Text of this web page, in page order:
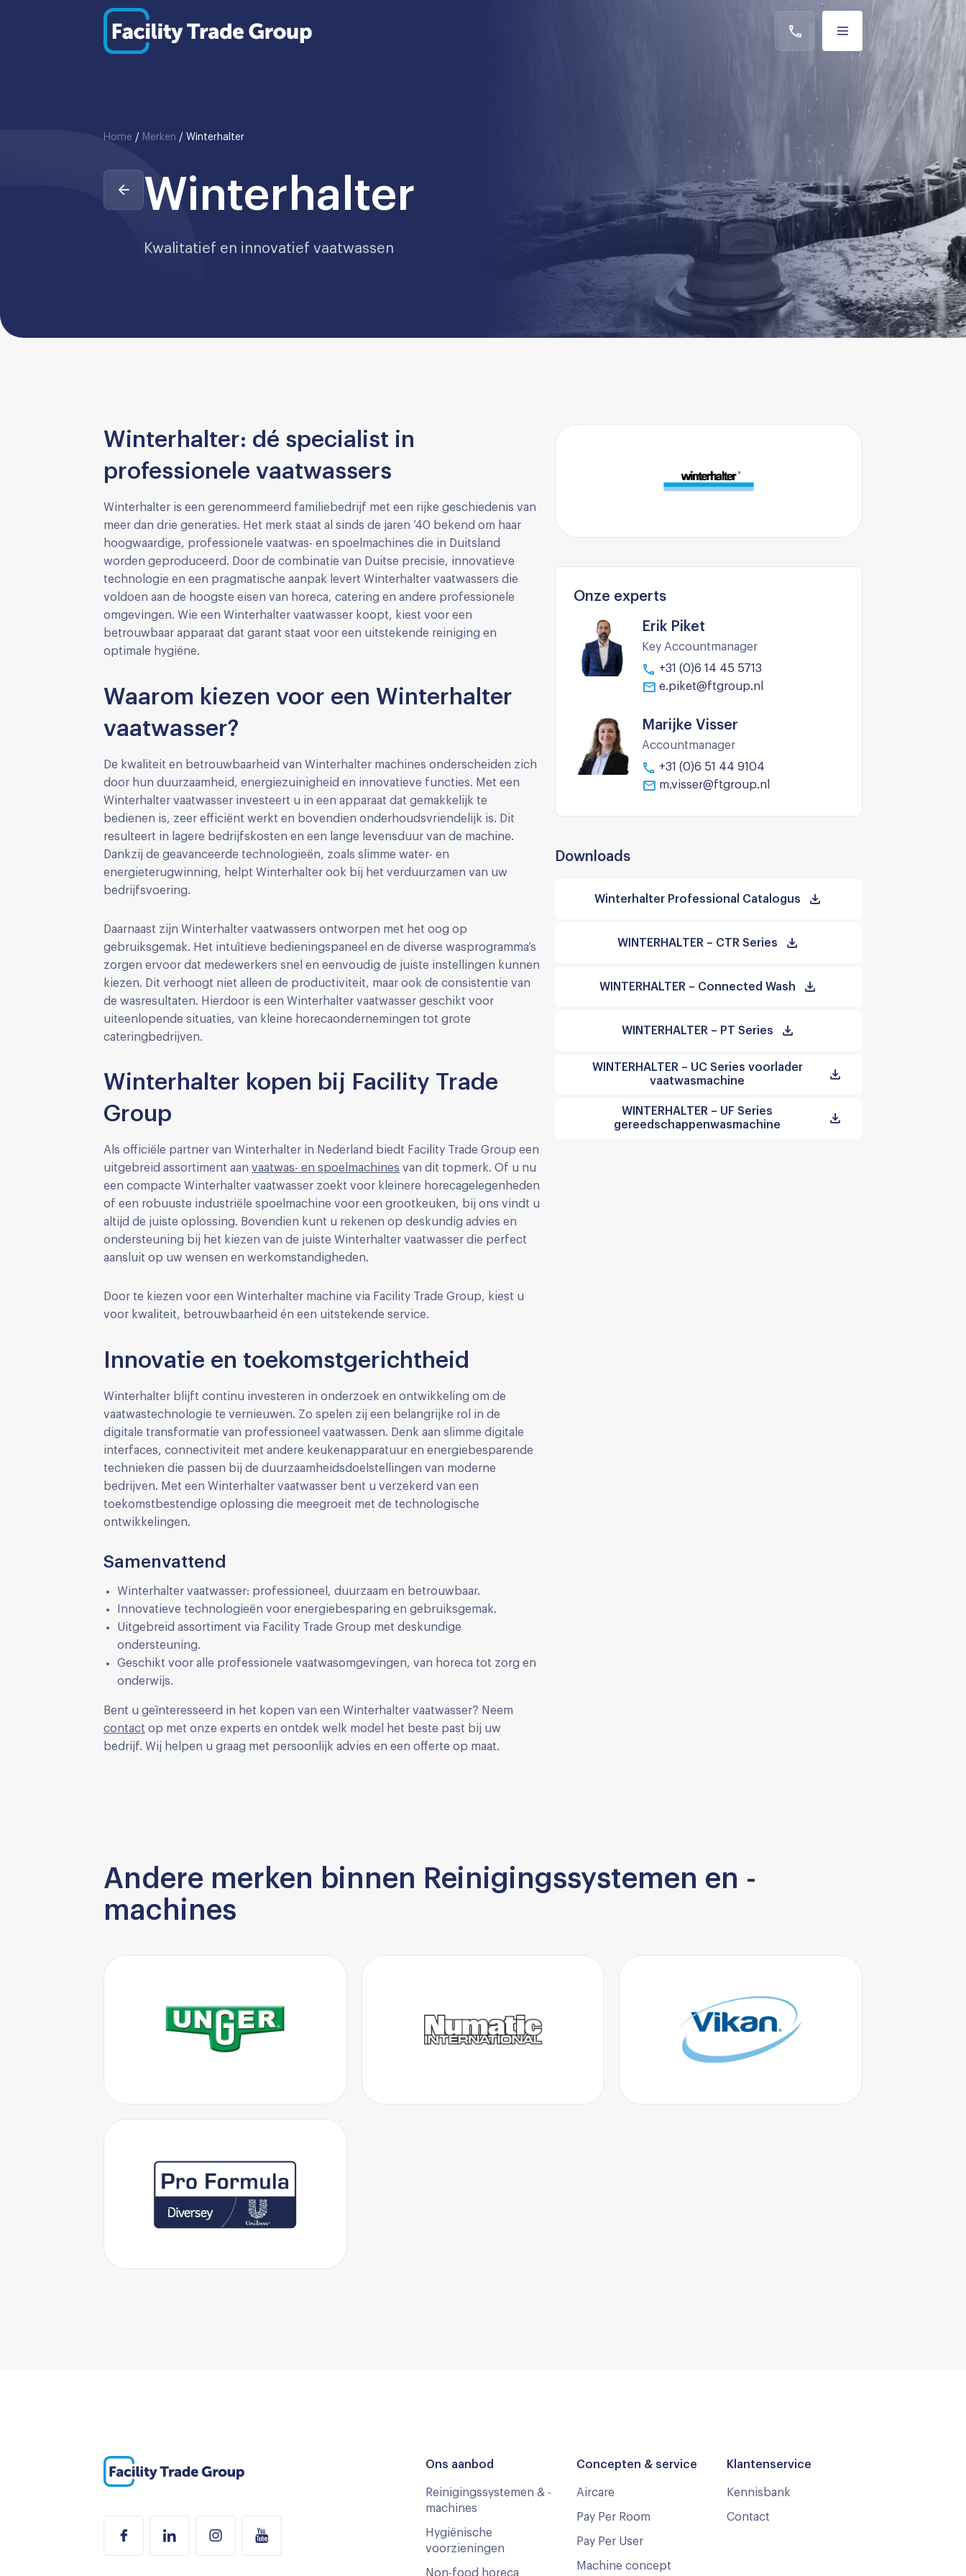
Home / Merken / Winterhalter
Winterhalter
Kwalitatief en innovatief vaatwassen
Winterhalter: dé specialist in
professionele vaatwassers
Winterhalter is een gerenommeerd familiebedrijf met een rijke geschiedenis van
meer dan drie generaties. Het merk staat al sinds de jaren ’40 bekend om haar
hoogwaardige, professionele vaatwas- en spoelmachines die in Duitsland
worden geproduceerd. Door de combinatie van Duitse precisie, innovatieve
technologie en een pragmatische aanpak levert Winterhalter vaatwassers die
voldoen aan de hoogste eisen van horeca, catering en andere professionele
omgevingen. Wie een Winterhalter vaatwasser koopt, kiest voor een
betrouwbaar apparaat dat garant staat voor een uitstekende reiniging en
optimale hygiëne.
Waarom kiezen voor een Winterhalter
vaatwasser?
De kwaliteit en betrouwbaarheid van Winterhalter machines onderscheiden zich
door hun duurzaamheid, energiezuinigheid en innovatieve functies. Met een
Winterhalter vaatwasser investeert u in een apparaat dat gemakkelijk te
bedienen is, zeer efficiënt werkt en bovendien onderhoudsvriendelijk is. Dit
resulteert in lagere bedrijfskosten en een lange levensduur van de machine.
Dankzij de geavanceerde technologieën, zoals slimme water- en
energieterugwinning, helpt Winterhalter ook bij het verduurzamen van uw
bedrijfsvoering.
Daarnaast zijn Winterhalter vaatwassers ontworpen met het oog op
gebruiksgemak. Het intuïtieve bedieningspaneel en de diverse wasprogramma’s
zorgen ervoor dat medewerkers snel en eenvoudig de juiste instellingen kunnen
kiezen. Dit verhoogt niet alleen de productiviteit, maar ook de consistentie van
de wasresultaten. Hierdoor is een Winterhalter vaatwasser geschikt voor
uiteenlopende situaties, van kleine horecaondernemingen tot grote
cateringbedrijven.
Winterhalter kopen bij Facility Trade
Group
Als officiële partner van Winterhalter in Nederland biedt Facility Trade Group een
uitgebreid assortiment aan vaatwas- en spoelmachines van dit topmerk. Of u nu
een compacte Winterhalter vaatwasser zoekt voor kleinere horecagelegenheden
of een robuuste industriële spoelmachine voor een grootkeuken, bij ons vindt u
altijd de juiste oplossing. Bovendien kunt u rekenen op deskundig advies en
ondersteuning bij het kiezen van de juiste Winterhalter vaatwasser die perfect
aansluit op uw wensen en werkomstandigheden.
Door te kiezen voor een Winterhalter machine via Facility Trade Group, kiest u
voor kwaliteit, betrouwbaarheid én een uitstekende service.
Innovatie en toekomstgerichtheid
Winterhalter blijft continu investeren in onderzoek en ontwikkeling om de
vaatwastechnologie te vernieuwen. Zo spelen zij een belangrijke rol in de
digitale transformatie van professioneel vaatwassen. Denk aan slimme digitale
interfaces, connectiviteit met andere keukenapparatuur en energiebesparende
technieken die passen bij de duurzaamheidsdoelstellingen van moderne
bedrijven. Met een Winterhalter vaatwasser bent u verzekerd van een
toekomstbestendige oplossing die meegroeit met de technologische
ontwikkelingen.
Samenvattend
Winterhalter vaatwasser: professioneel, duurzaam en betrouwbaar.
Innovatieve technologieën voor energiebesparing en gebruiksgemak.
Uitgebreid assortiment via Facility Trade Group met deskundige
ondersteuning.
Geschikt voor alle professionele vaatwasomgevingen, van horeca tot zorg en
onderwijs.
Bent u geïnteresseerd in het kopen van een Winterhalter vaatwasser? Neem
contact op met onze experts en ontdek welk model het beste past bij uw
bedrijf. Wij helpen u graag met persoonlijk advies en een offerte op maat.
Onze experts
Erik Piket
Key Accountmanager
+31 (0)6 14 45 5713
e.piket@ftgroup.nl
Marijke Visser
Accountmanager
+31 (0)6 51 44 9104
m.visser@ftgroup.nl
Downloads
Winterhalter Professional Catalogus
WINTERHALTER – CTR Series
WINTERHALTER – Connected Wash
WINTERHALTER – PT Series
WINTERHALTER – UC Series voorlader
vaatwasmachine
WINTERHALTER – UF Series
gereedschappenwasmachine
Andere merken binnen Reinigingssystemen en -
machines
Ons aanbod
Reinigingssystemen & -
machines
Hygiënische
voorzieningen
Non-food horeca
Concepten & service
Aircare
Pay Per Room
Pay Per User
Machine concept
Klantenservice
Kennisbank
Contact